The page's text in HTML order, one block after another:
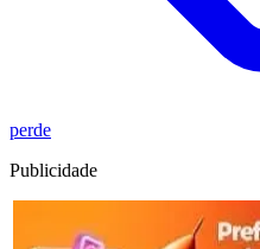
perde
Publicidade